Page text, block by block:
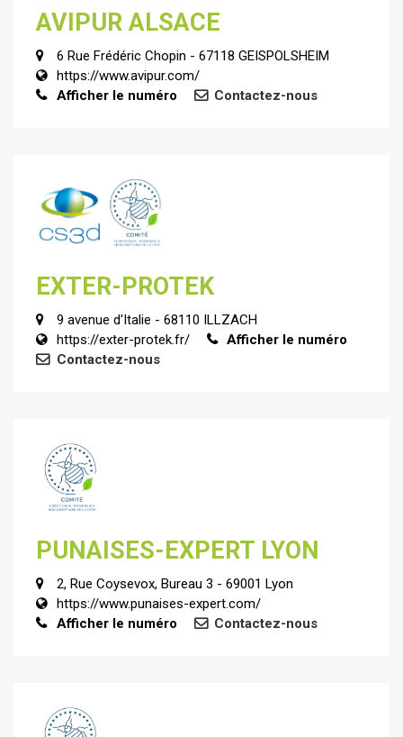
AVIPUR ALSACE
6 Rue Frédéric Chopin - 67118 GEISPOLSHEIM
https://www.avipur.com/
Afficher le numéro
Contactez-nous
EXTER-PROTEK
9 avenue d'Italie - 68110 ILLZACH
https://exter-protek.fr/
Afficher le numéro
Contactez-nous
PUNAISES-EXPERT LYON
2, Rue Coysevox, Bureau 3 - 69001 Lyon
https://www.punaises-expert.com/
Afficher le numéro
Contactez-nous